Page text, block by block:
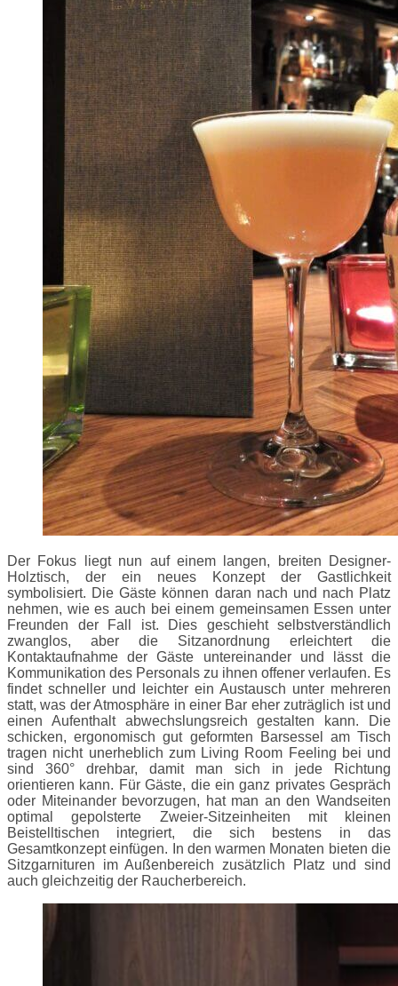
Der Fokus liegt nun auf einem langen, breiten Designer-
Holztisch, der ein neues Konzept der Gastlichkeit
symbolisiert. Die Gäste können daran nach und nach Platz
nehmen, wie es auch bei einem gemeinsamen Essen unter
Freunden der Fall ist. Dies geschieht selbstverständlich
zwanglos, aber die Sitzanordnung erleichtert die
Kontaktaufnahme der Gäste untereinander und lässt die
Kommunikation des Personals zu ihnen offener verlaufen. Es
findet schneller und leichter ein Austausch unter mehreren
statt, was der Atmosphäre in einer Bar eher zuträglich ist und
einen Aufenthalt abwechslungsreich gestalten kann. Die
schicken, ergonomisch gut geformten Barsessel am Tisch
tragen nicht unerheblich zum Living Room Feeling bei und
sind 360° drehbar, damit man sich in jede Richtung
orientieren kann. Für Gäste, die ein ganz privates Gespräch
oder Miteinander bevorzugen, hat man an den Wandseiten
optimal gepolsterte Zweier-Sitzeinheiten mit kleinen
Beistelltischen integriert, die sich bestens in das
Gesamtkonzept einfügen. In den warmen Monaten bieten die
Sitzgarnituren im Außenbereich zusätzlich Platz und sind
auch gleichzeitig der Raucherbereich.